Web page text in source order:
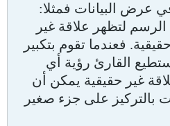
عرض البيانات فمثلا:
لتظهر علاقة غير
فعندما تقوم بتكبير
القارئ رؤية أي
غير حقيقية يمكن أن
بالتركيز على جزء صغير